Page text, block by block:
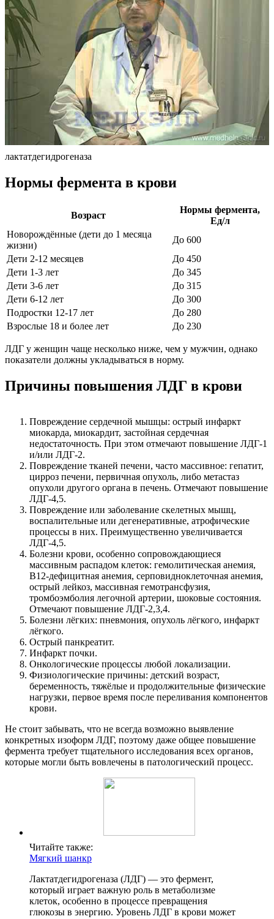
лактатдегидрогеназа
Нормы фермента в крови
Возраст
Нормы фермента,
Ед/л
Новорождённые (дети до 1 месяца
жизни)
До 600
Дети 2-12 месяцев
До 450
Дети 1-3 лет
До 345
Дети 3-6 лет
До 315
Дети 6-12 лет
До 300
Подростки 12-17 лет
До 280
Взрослые 18 и более лет
До 230
ЛДГ у женщин чаще несколько ниже, чем у мужчин, однако
показатели должны укладываться в норму.
Причины повышения ЛДГ в крови
Повреждение сердечной мышцы: острый инфаркт
миокарда, миокардит, застойная сердечная
недостаточность. При этом отмечают повышение ЛДГ-1
и/или ЛДГ-2.
Повреждение тканей печени, часто массивное: гепатит,
цирроз печени, первичная опухоль, либо метастаз
опухоли другого органа в печень. Отмечают повышение
ЛДГ-4,5.
Повреждение или заболевание скелетных мышц,
воспалительные или дегенеративные, атрофические
процессы в них. Преимущественно увеличивается
ЛДГ-4,5.
Болезни крови, особенно сопровождающиеся
массивным распадом клеток: гемолитическая анемия,
В12-дефицитная анемия, серповидноклеточная анемия,
острый лейкоз, массивная гемотрансфузия,
тромбоэмболия легочной артерии, шоковые состояния.
Отмечают повышение ЛДГ-2,3,4.
Болезни лёгких: пневмония, опухоль лёгкого, инфаркт
лёгкого.
Острый панкреатит.
Инфаркт почки.
Онкологические процессы любой локализации.
Физиологические причины: детский возраст,
беременность, тяжёлые и продолжительные физические
нагрузки, первое время после переливания компонентов
крови.
Не стоит забывать, что не всегда возможно выявление
конкретных изоформ ЛДГ, поэтому даже общее повышение
фермента требует тщательного исследования всех органов,
которые могли быть вовлечены в патологический процесс.
Читайте также:
Мягкий шанкр
Лактатдегидрогеназа (ЛДГ) — это фермент,
который играет важную роль в метаболизме
клеток, особенно в процессе превращения
глюкозы в энергию. Уровень ЛДГ в крови может